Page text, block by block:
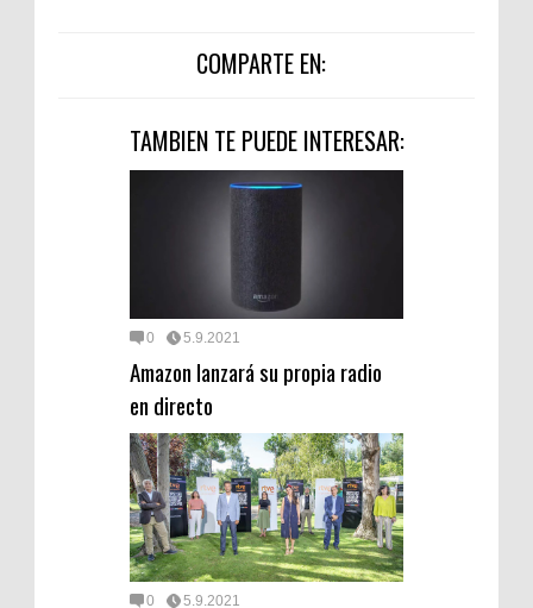
COMPARTE EN:
TAMBIEN TE PUEDE INTERESAR:
0 5.9.2021
Amazon lanzará su propia radio
en directo
0 5.9.2021